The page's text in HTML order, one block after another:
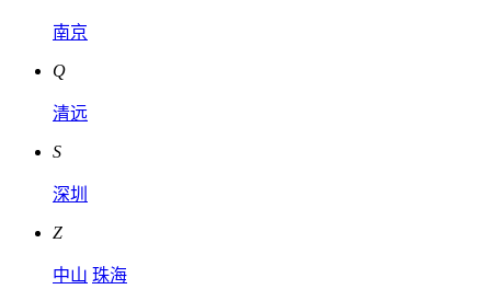
南京
Q
清远
S
深圳
Z
中山 珠海